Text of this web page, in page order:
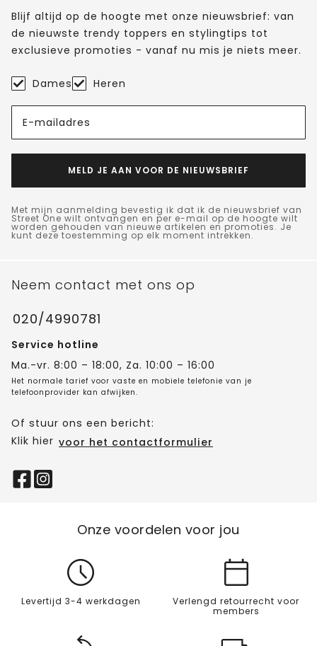
Blijf altijd op de hoogte met onze nieuwsbrief: van
de nieuwste trendy toppers en stylingtips tot
exclusieve promoties - vanaf nu mis je niets meer.
Dames Heren
E-mailadres
MELD JE AAN VOOR DE NIEUWSBRIEF
Met mijn aanmelding bevestig ik dat ik de nieuwsbrief van
Street One wilt ontvangen en per e-mail op de hoogte wilt
worden gehouden van nieuwe artikelen en promoties. Je
kunt deze toestemming op elk moment intrekken.
Neem contact met ons op
020/4990781
Service hotline
Ma.-vr. 8:00 – 18:00, Za. 10:00 – 16:00
Het normale tarief voor vaste en mobiele telefonie van je
telefoonprovider kan afwijken.
Of stuur ons een bericht:
Klik hier voor het contactformulier
Onze voordelen voor jou
Levertijd 3-4 werkdagen
Verlengd retourrecht voor
members